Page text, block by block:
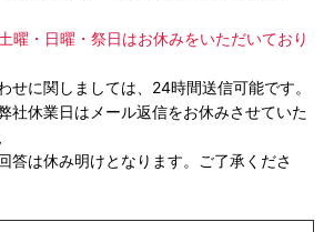
曜・日曜・祭日はお休みをいただいており
せに関しましては、24時間送信可能です。
社休業日はメール返信をお休みさせていた
答は休み明けとなります。ご了承くださ